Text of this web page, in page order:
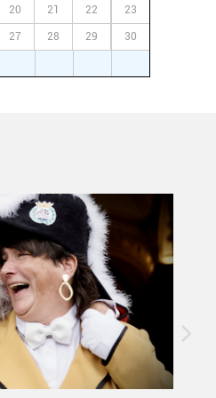
20 21 22 23
27 28 29 30